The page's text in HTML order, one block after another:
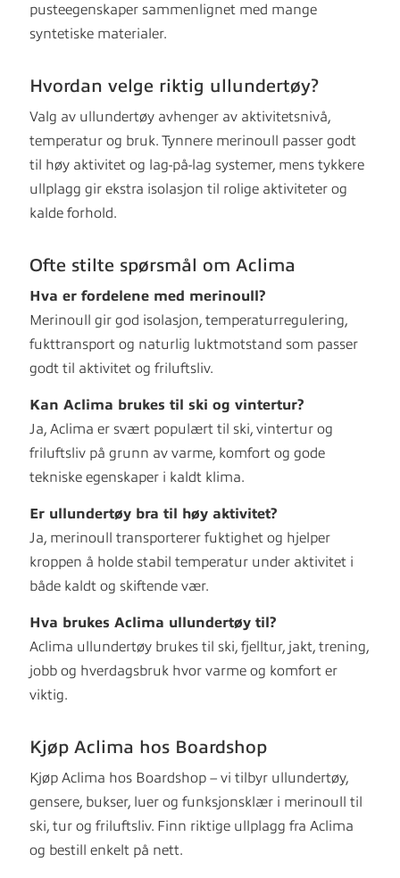
pusteegenskaper sammenlignet med mange
syntetiske materialer.
Hvordan velge riktig ullundertøy?
Valg av ullundertøy avhenger av aktivitetsnivå,
temperatur og bruk. Tynnere merinoull passer godt
til høy aktivitet og lag-på-lag systemer, mens tykkere
ullplagg gir ekstra isolasjon til rolige aktiviteter og
kalde forhold.
Ofte stilte spørsmål om Aclima
Hva er fordelene med merinoull?
Merinoull gir god isolasjon, temperaturregulering,
fukttransport og naturlig luktmotstand som passer
godt til aktivitet og friluftsliv.
Kan Aclima brukes til ski og vintertur?
Ja, Aclima er svært populært til ski, vintertur og
friluftsliv på grunn av varme, komfort og gode
tekniske egenskaper i kaldt klima.
Er ullundertøy bra til høy aktivitet?
Ja, merinoull transporterer fuktighet og hjelper
kroppen å holde stabil temperatur under aktivitet i
både kaldt og skiftende vær.
Hva brukes Aclima ullundertøy til?
Aclima ullundertøy brukes til ski, fjelltur, jakt, trening,
jobb og hverdagsbruk hvor varme og komfort er
viktig.
Kjøp Aclima hos Boardshop
Kjøp Aclima hos Boardshop – vi tilbyr ullundertøy,
gensere, bukser, luer og funksjonsklær i merinoull til
ski, tur og friluftsliv. Finn riktige ullplagg fra Aclima
og bestill enkelt på nett.